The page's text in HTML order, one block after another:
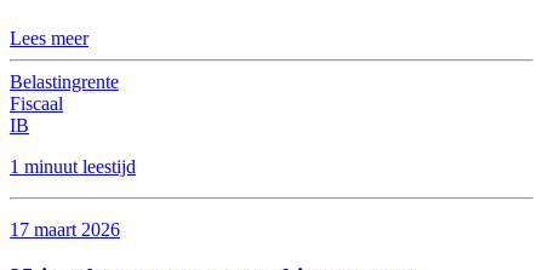
Lees meer
Belastingrente
Fiscaal
IB
1 minuut leestijd
17 maart 2026